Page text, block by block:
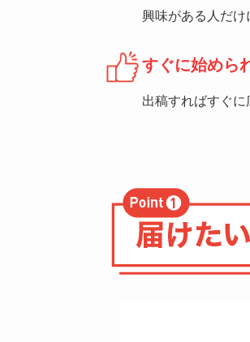
興味がある人だけ
すぐに始めら
出稿すればすぐ